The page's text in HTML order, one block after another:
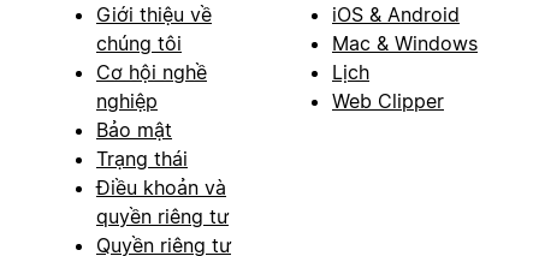
Giới thiệu về
chúng tôi
Cơ hội nghề
nghiệp
Bảo mật
Trạng thái
Điều khoản và
quyền riêng tư
Quyền riêng tư
iOS & Android
Mac & Windows
Lịch
Web Clipper